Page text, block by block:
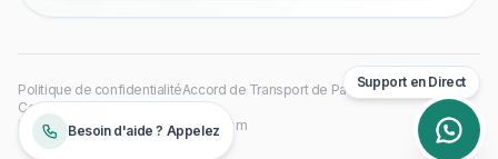
Politique de confidentialitéAccord de Transport de Passagers
Contrat d'Achat
Droits d'auteur©2026Merry Tourism
Besoin d'aide ? Appelez
Support en Direct